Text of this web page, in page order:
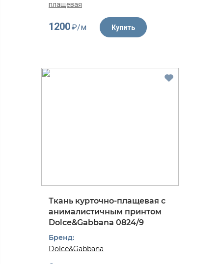
плащевая
1200₽/м Купить
Ткань курточно-плащевая с
анималистичным принтом
Dolce&Gabbana 0824/9
Бренд:
Dolce&Gabbana